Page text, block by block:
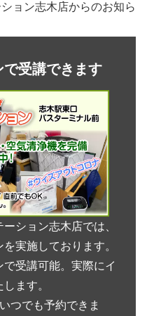
ョン志木店からのお知ら
で受講できます
ション志木店では、
実施しております。
受講可能。実際にイ
ます。
つでも予約できま